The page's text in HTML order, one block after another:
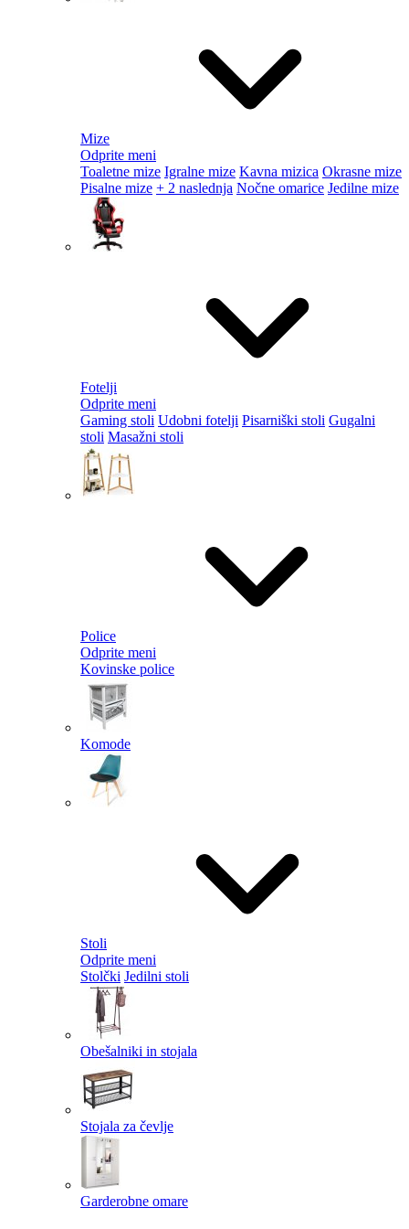
Mize
Odprite meni
Toaletne mize Igralne mize Kavna mizica Okrasne mize
Pisalne mize + 2 naslednja Nočne omarice Jedilne mize
Fotelji
Odprite meni
Gaming stoli Udobni fotelji Pisarniški stoli Gugalni
stoli Masažni stoli
Police
Odprite meni
Kovinske police
Komode
Stoli
Odprite meni
Stolčki Jedilni stoli
Obešalniki in stojala
Stojala za čevlje
Garderobne omare